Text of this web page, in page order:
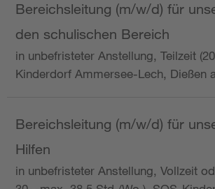
Bereichsleitung (m/w/d) für
den schulischen Bereich
in unbefristeter Anstellung, Teilzeit
Kinderdorf Ammersee-Lech, Dießen
Bereichsleitung (m/w/d) für
Hilfen
in unbefristeter Anstellung, Vollzeit